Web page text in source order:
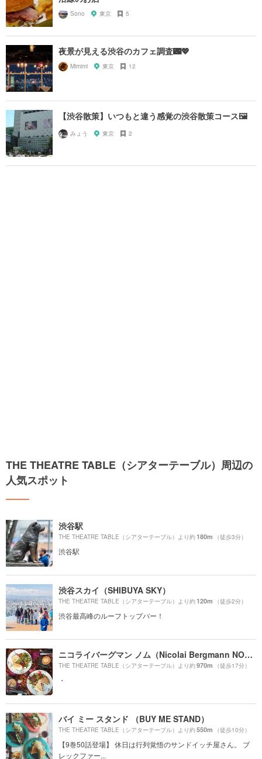
Sono 東京 5
夜景が見える渋谷のカフェ調査🌃💖
Mimimi 東京 12
【渋谷散策】いつもと違う感覚の渋谷散策コース🖼
みょう 東京 2
THE THEATRE TABLE（シアターテーブル）周辺の
人気スポット
渋谷駅
THE THEATRE TABLE（シアターテーブル）より約180m （徒歩3分）
渋谷駅
渋谷スカイ（SHIBUYA SKY）
THE THEATRE TABLE（シアターテーブル）より約120m （徒歩2分）
渋谷最高峰のルーフトップバー！
ニコライバーグマン ノム（Nicolai Bergmann NOMU ）
THE THEATRE TABLE（シアターテーブル）より約970m （徒歩17分）
・
バイ ミー スタンド （BUY ME STAND）
THE THEATRE TABLE（シアターテーブル）より約550m （徒歩10分）
【9巻50話登場】 休日は行列覚悟のサンドイッチ屋さん。 ブ
レックファー...